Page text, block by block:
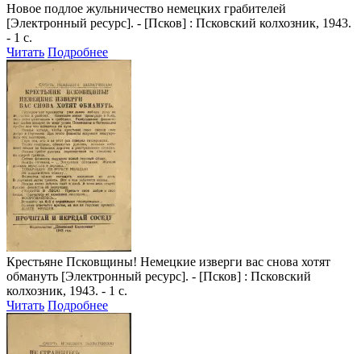
Новое подлое жульничество немецких грабителей
[Электронный ресурс]. - [Псков] : Псковский колхозник, 1943.
- 1 с.
Читать Подробнее
Крестьяне Псковщины! Немецкие изверги вас снова хотят
обмануть [Электронный ресурс]. - [Псков] : Псковский
колхозник, 1943. - 1 с.
Читать Подробнее